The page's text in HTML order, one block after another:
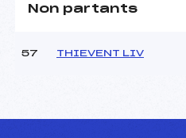
Non partants
57 THIEVENT LIV